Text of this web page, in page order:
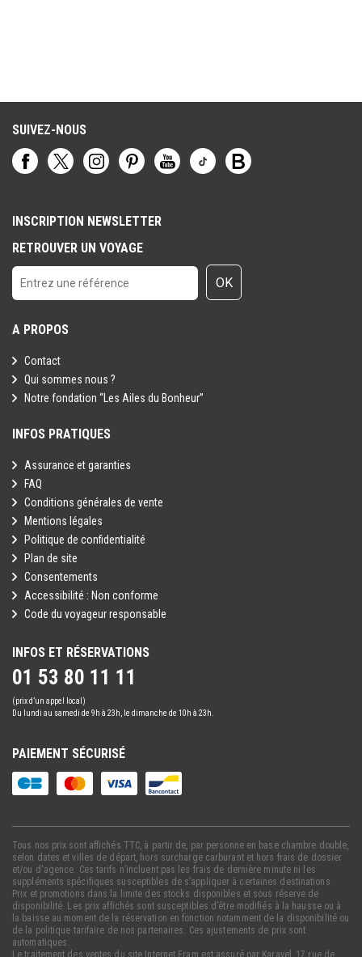
SUIVEZ-NOUS
INSCRIPTION NEWSLETTER
RETROUVER UN VOYAGE
OK
A PROPOS
Contact
Qui sommes nous ?
Notre fondation “Les Ailes du Bonheur”
INFOS PRATIQUES
Assurance et garanties
FAQ
Conditions générales de vente
Mentions légales
Politique de confidentialité
Plan de site
Consentements
Accessibilité : Non conforme
Code du voyageur responsable
INFOS ET RÉSERVATIONS
01 53 80 11 11
(prix d’un appel local)
Du lundi au samedi de 9h à 23h, le dimanche de 10h à 23h.
PAIEMENT SÉCURISÉ
Tous nos prix sont affichés TTC, à partir de, par personne en base chambre double,
selon dates et villes de départ, hors surcharge carburant et hors frais de dossier
et/ou d'agence. Ces tarifs n’incluent pas les frais de dernière minute ni les
suppléments spécifiques susceptibles de s’appliquer à certaines destinations.
Prix et promotions dans la limite des stocks disponibles et sous réserve de
disponibilité. Les prix affichés sont susceptibles d’être modifiés à la hausse ou à
la baisse au moment de la réservation en fonction notamment de la disponibilité ou
de la politique tarifaire de nos partenaires. Ces ajustements de prix sont
automatiques.
Le traitement des ventes du site Internet Fram est assuré par Karavel, 17 rue de